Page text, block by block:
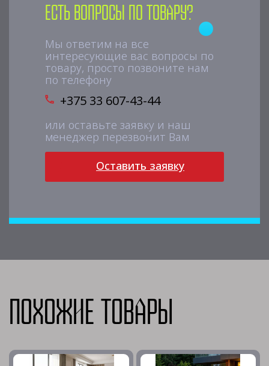
Есть вопросы по товару?
Мы ответим на все
интересующие вас вопросы по
товару, просто позвоните нам
по телефону
+375 33 607-43-44
или оставьте заявку и наш
менеджер перезвонит Вам
Оставить заявку
Похожие товары